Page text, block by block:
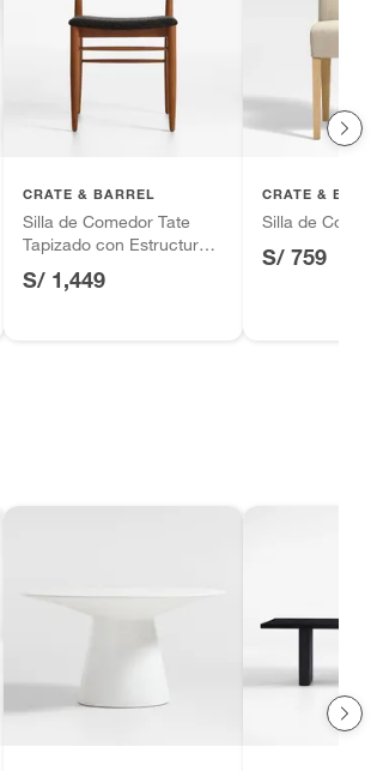
CRATE & BARREL
Silla de Comedor Tate
Tapizado con Estructura
S/ 1,449
CRATE &
Silla de
S/ 759